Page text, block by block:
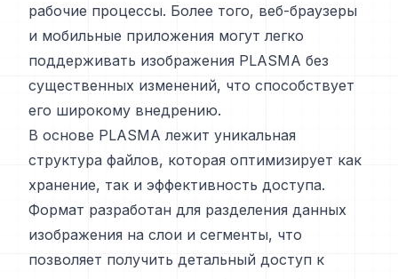
рабочие процессы. Более того, веб-браузеры
и мобильные приложения могут легко
поддерживать изображения PLASMA без
существенных изменений, что способствует
его широкому внедрению.
В основе PLASMA лежит уникальная
структура файлов, которая оптимизирует как
хранение, так и эффективность доступа.
Формат разработан для разделения данных
изображения на слои и сегменты, что
позволяет получить детальный доступ к